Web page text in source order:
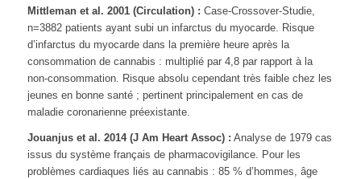
Mittleman et al. 2001 (Circulation) : Case-Crossover-Studie,
n=3882 patients ayant subi un infarctus du myocarde. Risque
d’infarctus du myocarde dans la première heure après la
consommation de cannabis : multiplié par 4,8 par rapport à la
non-consommation. Risque absolu cependant très faible chez les
jeunes en bonne santé ; pertinent principalement en cas de
maladie coronarienne préexistante.
Jouanjus et al. 2014 (J Am Heart Assoc) : Analyse de 1979 cas
issus du système français de pharmacovigilance. Pour les
problèmes cardiaques liés au cannabis : 85 % d’hommes, âge